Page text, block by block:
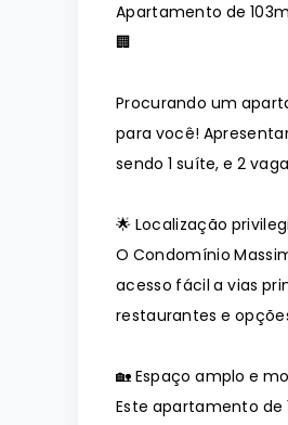
Apartamento de
🏢
Procurando um
para você!
sendo 1 suíte, e 2
🌟 Localização
O Condomínio
acesso fácil a vias
restaurantes e
🏡 Espaço amplo e
Este apartamento de